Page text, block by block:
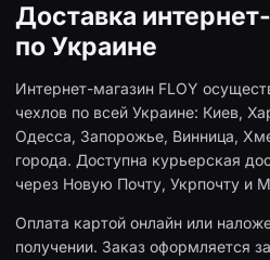
Доставка
по Украине
Интернет-магазин FLOY
чехлов по всей Украине: Киев,
Одесса, Запорожье, Винница,
города. Доступна курьерская
через Новую Почту, Укрпочту и
Оплата картой онлайн или
получении. Заказ оформляется